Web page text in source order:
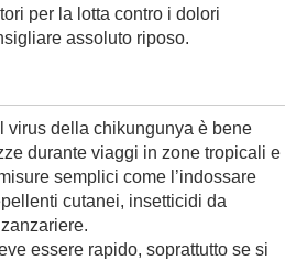
per la lotta contro i dolori
assoluto riposo.
virus della chikungunya è bene
durante viaggi in zone tropicali e
semplici come l’indossare
cutanei, insetticidi da
essere rapido, soprattutto se si